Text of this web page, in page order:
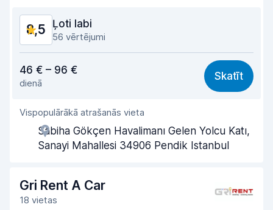
Automašīnas stāvoklis
8,5 Ļoti labi
56 vērtējumi
8,4
Viegli atrast 8,6
Aģentu atbalsts
Saņemšanas ātrums
Auto tīrība 8,7
46 € – 96 €
dienā
Skatīt
Vispopulārākā atrašanās vieta
Sabiha Gökçen Havalimanı Gelen Yolcu Katı,
Sanayi Mahallesi 34906 Pendik Istanbul
Gri Rent A Car
18 vietas